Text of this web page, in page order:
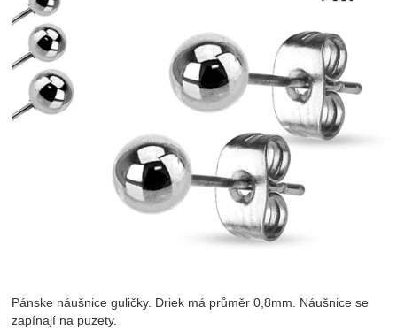
Pánske náušnice guličky. Driek má průměr 0,8mm. Náušnice se
zapínají na puzety.